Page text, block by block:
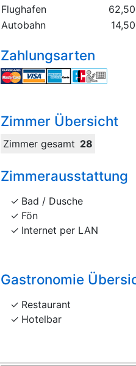
Flughafen
Autobahn
Zahlungsarten
Zimmer Übersicht
Zimmer gesamt 28
Zimmerausstattung
Bad / Dusche
Fön
Internet per LAN
Gastronomie
Restaurant
Hotelbar